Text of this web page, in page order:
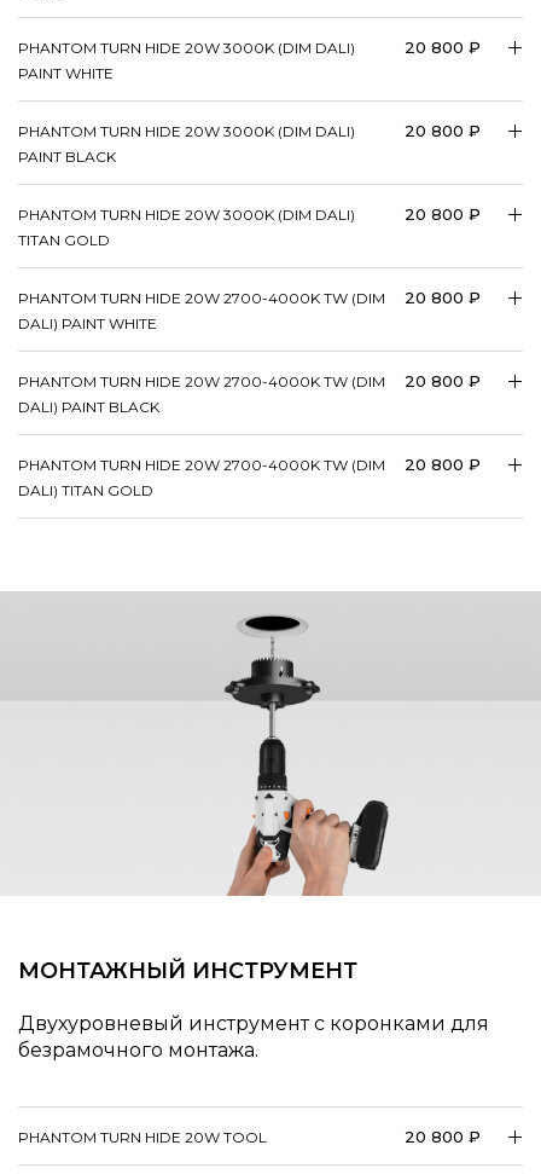
PHANTOM TURN HIDE 20W 3000K (DIM DALI)
PAINT WHITE
20 800 ₽
PHANTOM TURN HIDE 20W 3000K (DIM DALI)
PAINT BLACK
20 800 ₽
PHANTOM TURN HIDE 20W 3000K (DIM DALI)
TITAN GOLD
20 800 ₽
PHANTOM TURN HIDE 20W 2700-4000K TW (DIM
DALI) PAINT WHITE
20 800 ₽
PHANTOM TURN HIDE 20W 2700-4000K TW (DIM
DALI) PAINT BLACK
20 800 ₽
PHANTOM TURN HIDE 20W 2700-4000K TW (DIM
DALI) TITAN GOLD
20 800 ₽
МОНТАЖНЫЙ ИНСТРУМЕНТ
Двухуровневый инструмент с коронками для
безрамочного монтажа.
PHANTOM TURN HIDE 20W TOOL 20 800 ₽